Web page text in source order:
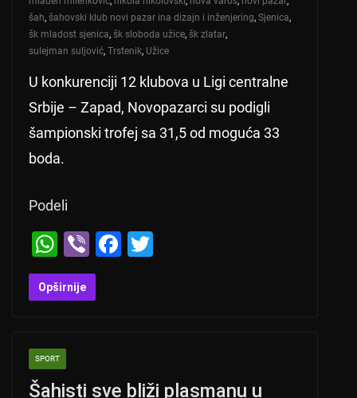
šah, šahovski klub novi pazar ina dizajn i inženjering, Sjenica,
šk mladost sjenica, šk sloboda užice, šk zlatar,
sulejman suljović, Trstenik, Užice
U konkurenciji 12 klubova u Ligi centralne
Srbije – Zapad, Novopazarci su podigli
šampionski trofej sa 31,5 od moguća 33
boda.
Podeli
W
h
at
A
p
Vi
b
er
F
Opširnije
SPORT
Šahisti sve bliži plasmanu u